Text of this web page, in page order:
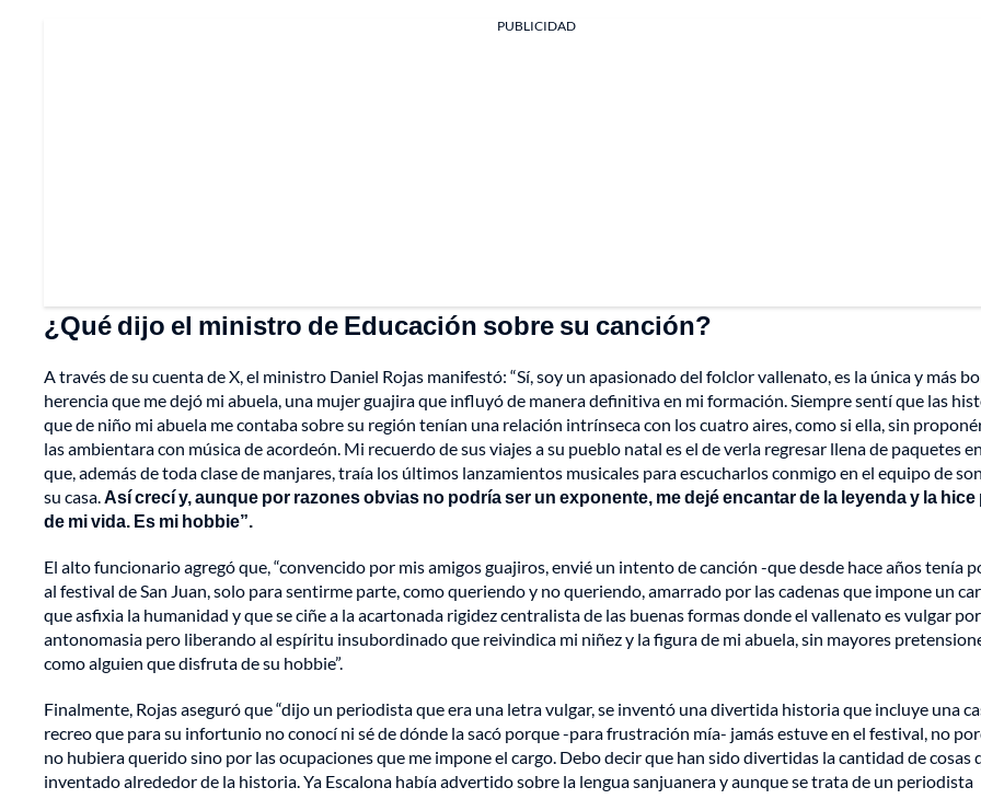
PUBLICIDAD
¿Qué dijo el ministro de Educación sobre su canción?
A través de su cuenta de X, el ministro Daniel Rojas manifestó: “Sí, soy un apasionado del folclor vallenato, es la única y más
herencia que me dejó mi abuela, una mujer guajira que influyó de manera definitiva en mi formación. Siempre sentí que las
que de niño mi abuela me contaba sobre su región tenían una relación intrínseca con los cuatro aires, como si ella, sin
las ambientara con música de acordeón. Mi recuerdo de sus viajes a su pueblo natal es el de verla regresar llena de paquetes
que, además de toda clase de manjares, traía los últimos lanzamientos musicales para escucharlos conmigo en el equipo de
su casa.Así crecí y, aunque por razones obvias no podría ser un exponente, me dejé encantar de la leyenda y la hice
de mi vida. Es mi hobbie”.
El alto funcionario agregó que, “convencido por mis amigos guajiros, envié un intento de canción -que desde hace años tenía
al festival de San Juan, solo para sentirme parte, como queriendo y no queriendo, amarrado por las cadenas que impone un
que asfixia la humanidad y que se ciñe a la acartonada rigidez centralista de las buenas formas donde el vallenato es vulgar por
antonomasia pero liberando al espíritu insubordinado que reivindica mi niñez y la figura de mi abuela, sin mayores
como alguien que disfruta de su hobbie”.
Finalmente, Rojas aseguró que “dijo un periodista que era una letra vulgar, se inventó una divertida historia que incluye una
recreo que para su infortunio no conocí ni sé de dónde la sacó porque -para frustración mía- jamás estuve en el festival, no
no hubiera querido sino por las ocupaciones que me impone el cargo. Debo decir que han sido divertidas la cantidad de cosas
inventado alrededor de la historia. Ya Escalona había advertido sobre la lengua sanjuanera y aunque se trata de un periodista